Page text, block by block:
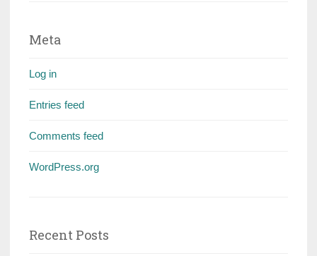
Meta
Log in
Entries feed
Comments feed
WordPress.org
Recent Posts